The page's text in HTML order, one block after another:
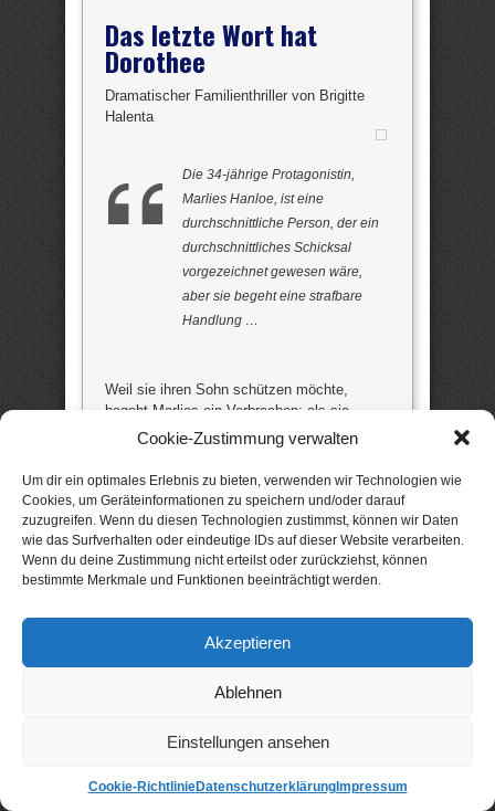
Cookie-Zustimmung verwalten
Um dir ein optimales Erlebnis zu bieten, verwenden wir Technologien wie
Cookies, um Geräteinformationen zu speichern und/oder darauf
zuzugreifen. Wenn du diesen Technologien zustimmst, können wir Daten
wie das Surfverhalten oder eindeutige IDs auf dieser Website verarbeiten.
Wenn du deine Zustimmung nicht erteilst oder zurückziehst, können
bestimmte Merkmale und Funktionen beeinträchtigt werden.
Akzeptieren
Ablehnen
Einstellungen ansehen
Cookie-RichtlinieDatenschutzerklärungImpressum
Das letzte Wort hat
Dorothee
Dramatischer Familienthriller von Brigitte
Halenta
Die 34-jährige Protagonistin,
Marlies Hanloe, ist eine
durchschnittliche Person, der ein
durchschnittliches Schicksal
vorgezeichnet gewesen wäre,
aber sie begeht eine strafbare
Handlung …
Weil sie ihren Sohn schützen möchte,
begeht Marlies ein Verbrechen: als sie
begreift, dass ihr siebzehnjähriger Sohn sich
der kleinen Doro unziemlich genähert hat,
entführt sie das Mädchen und behält es bei
sich … eine Lebenslüge verstrickt sich mit
der nächsten. Kann eine Entführerin eine
gute Mutter sein? Und kann sie ihr
Lügengerüst dauerhaft aufrecht erhalten?
Ein anspruchsvoller und psychologischer
aus Liebe zu einem Kind?“ (Leserin) (2
Rezensionen / 5,0 Sterne) (582 Seiten) –
Ratgeber und Sachbuch
Was tun … damit Kritikgespräche gelingen?